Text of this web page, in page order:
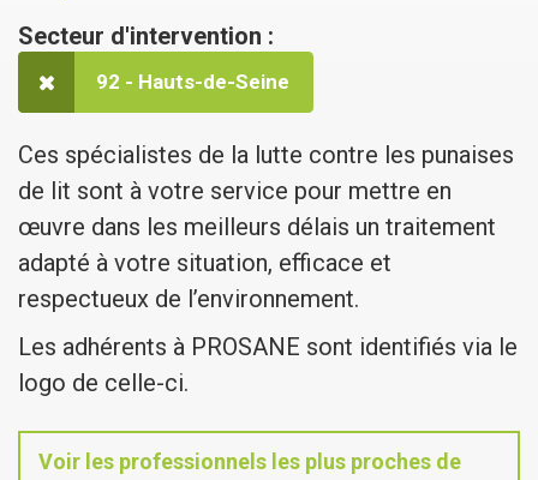
Secteur d'intervention :
92 - Hauts-de-Seine
Ces spécialistes de la lutte contre les punaises
de lit sont à votre service pour mettre en
œuvre dans les meilleurs délais un traitement
adapté à votre situation, efficace et
respectueux de l’environnement.
Les adhérents à PROSANE sont identifiés via le
logo de celle-ci.
Voir les professionnels les plus proches de